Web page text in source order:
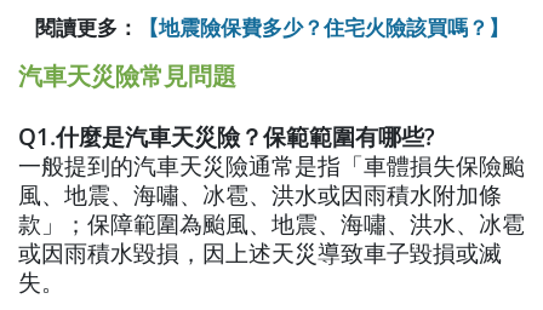
閱讀更多： 【地震險保費多少？住宅火險該買嗎？】
汽車天災險常見問題
Q1.什麼是汽車天災險？保範範圍有哪些?
一般提到的汽車天災險通常是指「車體損失保險颱
風、地震、海嘯、冰雹、洪水或因雨積水附加條
款」；保障範圍為颱風、地震、海嘯、洪水、冰雹
或因雨積水毀損，因上述天災導致車子毀損或滅
失。